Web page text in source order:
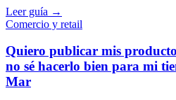
Leer guía →
Comercio y retail
Quiero publicar mis
no sé hacerlo bien para mi
Mar